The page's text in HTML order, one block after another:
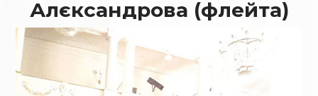
Алєксандрова (флейта)